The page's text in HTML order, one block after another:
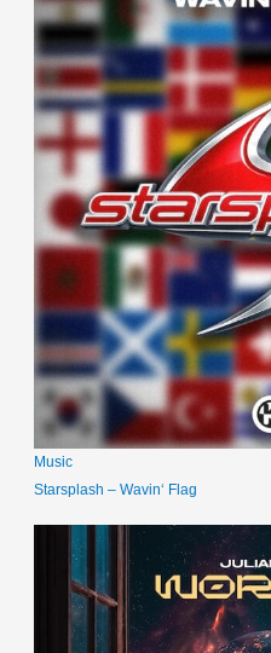
Music
Starsplash – Wavin‘ Flag